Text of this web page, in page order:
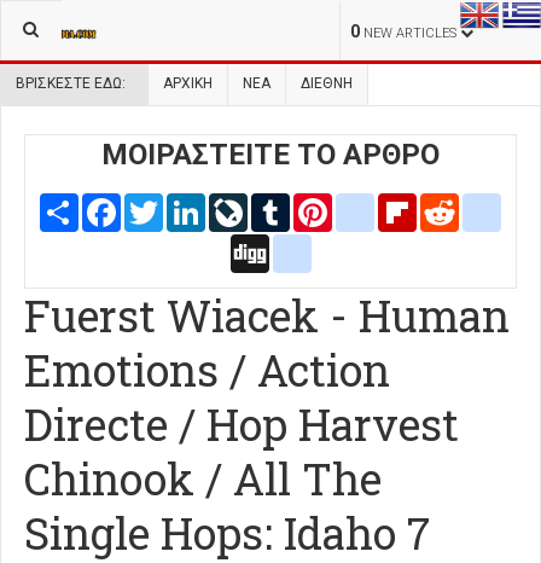
0 NEW ARTICLES
ΒΡΊΣΚΕΣΤΕ ΕΔΏ: ΑΡΧΙΚΉ ΝΕΑ ΔΙΕΘΝΗ
ΜΟΙΡΑΣΤΕΙΤΕ ΤΟ ΑΡΘΡΟ
Share FacebookTwitterLinkedInLiveJournal
Tumblr Pinterestblogger_post
Flipboard
Fuerst Wiacek - Human
Emotions / Action
Directe / Hop Harvest
Chinook / All The
Single Hops: Idaho 7